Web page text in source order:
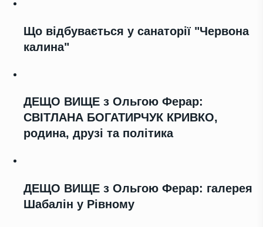
Що відбувається у санаторії "Червона
калина"
ДЕЩО ВИЩЕ з Ольгою Ферар:
СВІТЛАНА БОГАТИРЧУК КРИВКО,
родина, друзі та політика
ДЕЩО ВИЩЕ з Ольгою Ферар: галерея
Шабалін у Рівному